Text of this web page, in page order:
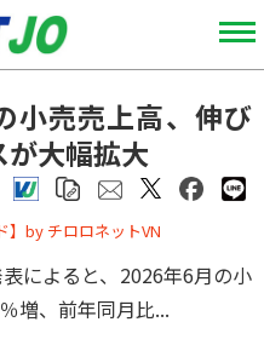
小売売上高、伸び
大幅拡大
】by チロロネットVN
によると、2026年6月の小
増、前年同月比...